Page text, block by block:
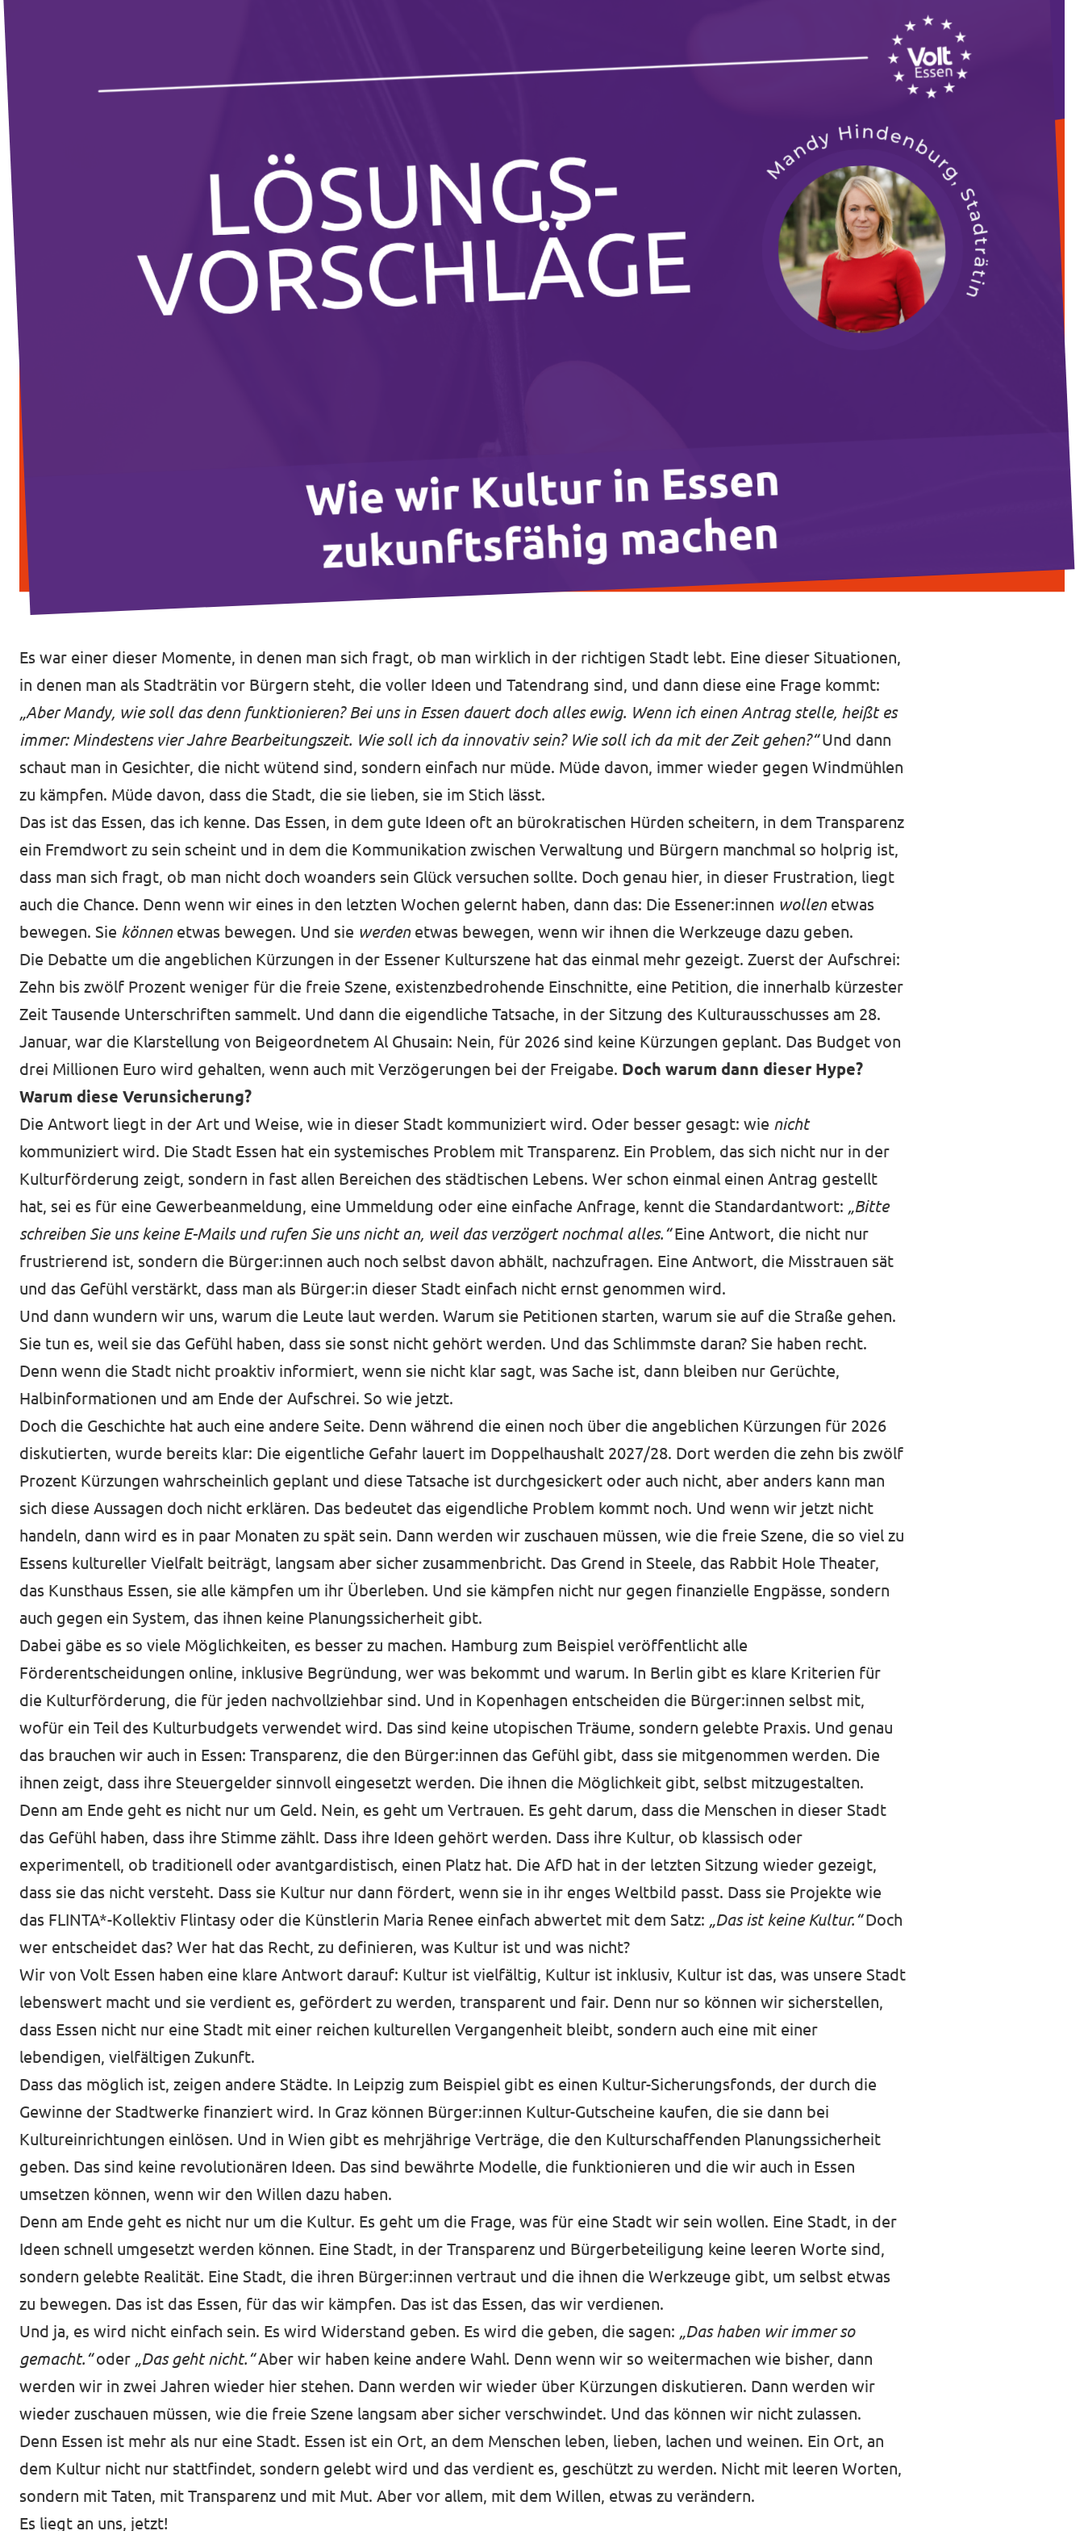
Transparenz
Datenschutz
Impressum
Es war einer dieser Momente, in denen man sich fragt, ob man wirklich in der richtigen Stadt lebt. Eine dieser Situationen,
in denen man als Stadträtin vor Bürgern steht, die voller Ideen und Tatendrang sind, und dann diese eine Frage kommt:
„Aber Mandy, wie soll das denn funktionieren? Bei uns in Essen dauert doch alles ewig. Wenn ich einen Antrag stelle, heißt es
immer: Mindestens vier Jahre Bearbeitungszeit. Wie soll ich da innovativ sein? Wie soll ich da mit der Zeit gehen?“Und dann
schaut man in Gesichter, die nicht wütend sind, sondern einfach nur müde. Müde davon, immer wieder gegen Windmühlen
zu kämpfen. Müde davon, dass die Stadt, die sie lieben, sie im Stich lässt.
Das ist das Essen, das ich kenne. Das Essen, in dem gute Ideen oft an bürokratischen Hürden scheitern, in dem Transparenz
ein Fremdwort zu sein scheint und in dem die Kommunikation zwischen Verwaltung und Bürgern manchmal so holprig ist,
dass man sich fragt, ob man nicht doch woanders sein Glück versuchen sollte. Doch genau hier, in dieser Frustration, liegt
auch die Chance. Denn wenn wir eines in den letzten Wochen gelernt haben, dann das: Die Essener:innen wollenetwas
bewegen. Sie könnenetwas bewegen. Und sie werdenetwas bewegen, wenn wir ihnen die Werkzeuge dazu geben.
Die Debatte um die angeblichen Kürzungen in der Essener Kulturszene hat das einmal mehr gezeigt. Zuerst der Aufschrei:
Zehn bis zwölf Prozent weniger für die freie Szene, existenzbedrohende Einschnitte, eine Petition, die innerhalb kürzester
Zeit Tausende Unterschriften sammelt. Und dann die eigendliche Tatsache, in der Sitzung des Kulturausschusses am 28.
Januar, war die Klarstellung von Beigeordnetem Al Ghusain: Nein, für 2026 sind keine Kürzungen geplant. Das Budget von
drei Millionen Euro wird gehalten, wenn auch mit Verzögerungen bei der Freigabe. Doch warum dann dieser Hype?
Warum diese Verunsicherung?
Die Antwort liegt in der Art und Weise, wie in dieser Stadt kommuniziert wird. Oder besser gesagt: wie nicht
kommuniziert wird. Die Stadt Essen hat ein systemisches Problem mit Transparenz. Ein Problem, das sich nicht nur in der
Kulturförderung zeigt, sondern in fast allen Bereichen des städtischen Lebens. Wer schon einmal einen Antrag gestellt
hat, sei es für eine Gewerbeanmeldung, eine Ummeldung oder eine einfache Anfrage, kennt die Standardantwort:
„Bitte
schreiben Sie uns keine E-Mails und rufen Sie uns nicht an, weil das verzögert nochmal alles.“Eine Antwort, die nicht nur
frustrierend ist, sondern die Bürger:innen auch noch selbst davon abhält, nachzufragen. Eine Antwort, die Misstrauen sät
und das Gefühl verstärkt, dass man als Bürger:in dieser Stadt einfach nicht ernst genommen wird.
Und dann wundern wir uns, warum die Leute laut werden. Warum sie Petitionen starten, warum sie auf die Straße gehen.
Sie tun es, weil sie das Gefühl haben, dass sie sonst nicht gehört werden. Und das Schlimmste daran? Sie haben recht.
Denn wenn die Stadt nicht proaktiv informiert, wenn sie nicht klar sagt, was Sache ist, dann bleiben nur Gerüchte,
Halbinformationen und am Ende der Aufschrei. So wie jetzt.
Doch die Geschichte hat auch eine andere Seite. Denn während die einen noch über die angeblichen Kürzungen für 2026
diskutierten, wurde bereits klar: Die eigentliche Gefahr lauert im Doppelhaushalt 2027/28. Dort werden die zehn bis zwölf
Prozent Kürzungen wahrscheinlich geplant und diese Tatsache ist durchgesickert oder auch nicht, aber anders kann man
sich diese Aussagen doch nicht erklären. Das bedeutet das eigendliche Problem kommt noch. Und wenn wir jetzt nicht
handeln, dann wird es in paar Monaten zu spät sein. Dann werden wir zuschauen müssen, wie die freie Szene, die so viel zu
Essens kultureller Vielfalt beiträgt, langsam aber sicher zusammenbricht. Das Grend in Steele , das Rabbit Hole Theater,
das Kunsthaus Essen , sie alle kämpfen um ihr Überleben. Und sie kämpfen nicht nur gegen finanzielle Engpässe, sondern
auch gegen ein System, das ihnen keine Planungssicherheit gibt.
Dabei gäbe es so viele Möglichkeiten, es besser zu machen. Hamburg zum Beispiel veröffentlicht alle
Förderentscheidungen online, inklusive Begründung, wer was bekommt und warum. In Berlin gibt es klare Kriterien für
die Kulturförderung, die für jeden nachvollziehbar sind. Und in Kopenhagen entscheiden die Bürger:innen selbst mit,
wofür ein Teil des Kulturbudgets verwendet wird. Das sind keine utopischen Träume, sondern gelebte Praxis. Und genau
das brauchen wir auch in Essen: Transparenz, die den Bürger:innen das Gefühl gibt, dass sie mitgenommen werden. Die
ihnen zeigt, dass ihre Steuergelder sinnvoll eingesetzt werden. Die ihnen die Möglichkeit gibt, selbst mitzugestalten.
Denn am Ende geht es nicht nur um Geld. Nein, es geht um Vertrauen. Es geht darum, dass die Menschen in dieser Stadt
das Gefühl haben, dass ihre Stimme zählt. Dass ihre Ideen gehört werden. Dass ihre Kultur, ob klassisch oder
experimentell, ob traditionell oder avantgardistisch, einen Platz hat. Die AfD hat in der letzten Sitzung wieder gezeigt,
dass sie das nicht versteht. Dass sie Kultur nur dann fördert, wenn sie in ihr enges Weltbild passt. Dass sie Projekte wie
das FLINTA*-Kollektiv Flintasy oder die Künstlerin Maria Renee einfach abwertet mit dem Satz:
„Das ist keine Kultur.“Doch
wer entscheidet das? Wer hat das Recht, zu definieren, was Kultur ist und was nicht?
Wir von Volt Essen haben eine klare Antwort darauf: Kultur ist vielfältig, Kultur ist inklusiv, Kultur ist das, was unsere Stadt
lebenswert macht und sie verdient es, gefördert zu werden, transparent und fair. Denn nur so können wir sicherstellen,
dass Essen nicht nur eine Stadt mit einer reichen kulturellen Vergangenheit bleibt, sondern auch eine mit einer
lebendigen, vielfältigen Zukunft.
Dass das möglich ist, zeigen andere Städte. In Leipzig zum Beispiel gibt es einen Kultur-Sicherungsfonds, der durch die
Gewinne der Stadtwerke finanziert wird. In Graz können Bürger:innen Kultur-Gutscheine kaufen, die sie dann bei
Kultureinrichtungen einlösen. Und in Wien gibt es mehrjährige Verträge, die den Kulturschaffenden Planungssicherheit
geben. Das sind keine revolutionären Ideen. Das sind bewährte Modelle, die funktionieren und die wir auch in Essen
umsetzen können, wenn wir den Willen dazu haben.
Denn am Ende geht es nicht nur um die Kultur. Es geht um die Frage, was für eine Stadt wir sein wollen. Eine Stadt, in der
Ideen schnell umgesetzt werden können. Eine Stadt, in der Transparenz und Bürgerbeteiligung keine leeren Worte sind,
sondern gelebte Realität. Eine Stadt, die ihren Bürger:innen vertraut und die ihnen die Werkzeuge gibt, um selbst etwas
zu bewegen. Das ist das Essen, für das wir kämpfen. Das ist das Essen, das wir verdienen.
Und ja, es wird nicht einfach sein. Es wird Widerstand geben. Es wird die geben, die sagen:
„Das haben wir immer so
gemacht.“oder „Das geht nicht.“Aber wir haben keine andere Wahl. Denn wenn wir so weitermachen wie bisher, dann
werden wir in zwei Jahren wieder hier stehen. Dann werden wir wieder über Kürzungen diskutieren. Dann werden wir
wieder zuschauen müssen, wie die freie Szene langsam aber sicher verschwindet. Und das können wir nicht zulassen.
Denn Essen ist mehr als nur eine Stadt. Essen ist ein Ort, an dem Menschen leben, lieben, lachen und weinen. Ein Ort, an
dem Kultur nicht nur stattfindet, sondern gelebt wird und das verdient es, geschützt zu werden. Nicht mit leeren Worten,
sondern mit Taten, mit Transparenz und mit Mut. Aber vor allem, mit dem Willen, etwas zu verändern.
Es liegt an uns, jetzt!